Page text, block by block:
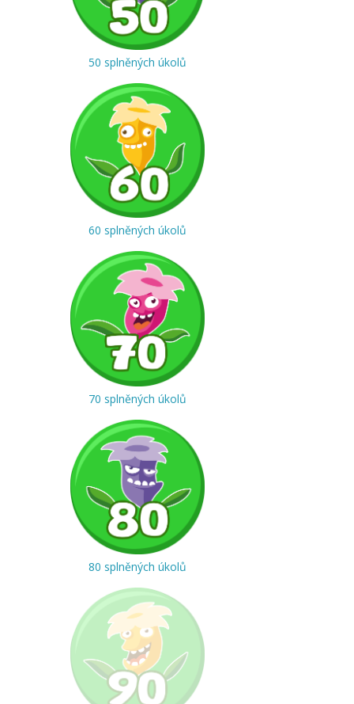
50 splněných úkolů
60 splněných úkolů
70 splněných úkolů
80 splněných úkolů